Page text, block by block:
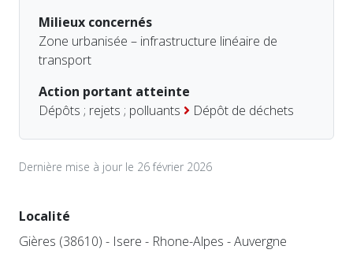
Milieux concernés
Zone urbanisée – infrastructure linéaire de
transport
Action portant atteinte
Dépôts ; rejets ; polluants
Dépôt de déchets
Dernière mise à jour le 26 février 2026
Localité
Gières (38610) - Isere - Rhone-Alpes - Auvergne